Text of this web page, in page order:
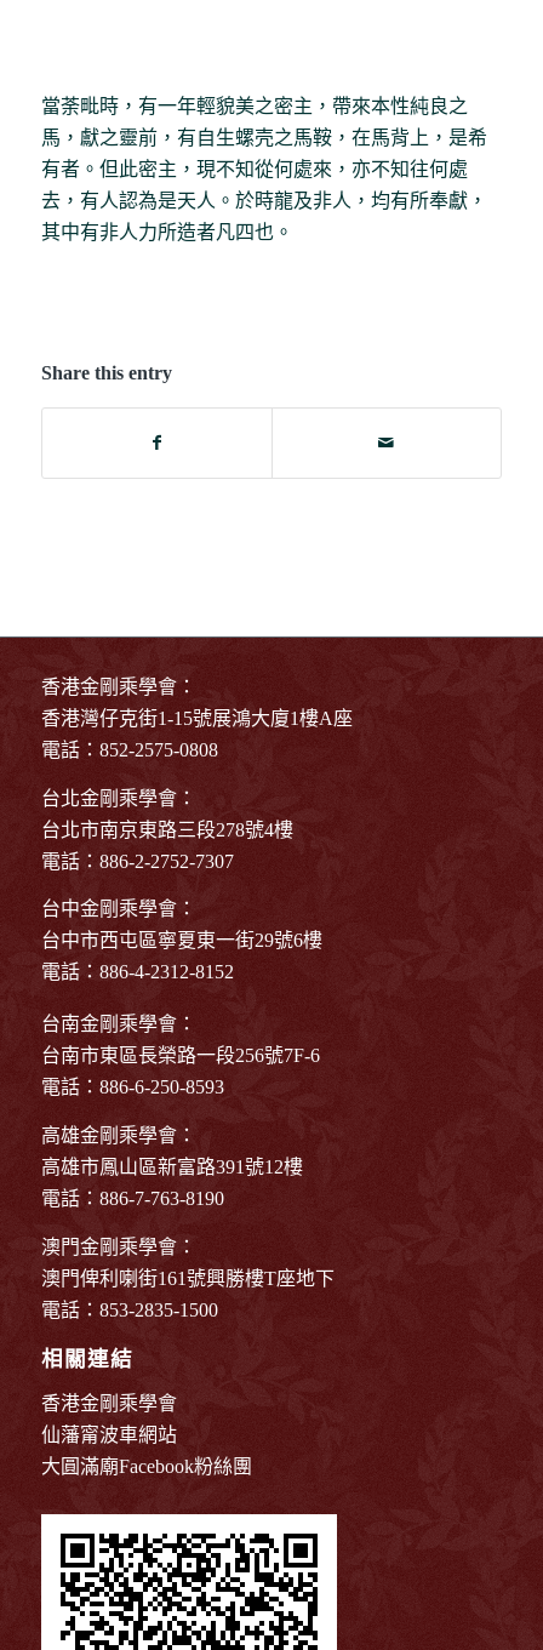
當荼毗時，有一年輕貌美之密主，帶來本性純良之
馬，獻之靈前，有自生螺壳之馬鞍，在馬背上，是希
有者。但此密主，現不知從何處來，亦不知往何處
去，有人認為是天人。於時龍及非人，均有所奉獻，
其中有非人力所造者凡四也。
Share this entry
香港金剛乘學會：
香港灣仔克街1-15號展鴻大廈1樓A座
電話：852-2575-0808
台北金剛乘學會：
台北市南京東路三段278號4樓
電話：886-2-2752-7307
台中金剛乘學會：
台中市西屯區寧夏東一街29號6樓
電話：886-4-2312-8152
台南金剛乘學會：
台南市東區長榮路一段256號7F-6
電話：886-6-250-8593
高雄金剛乘學會：
高雄市鳳山區新富路391號12樓
電話：886-7-763-8190
澳門金剛乘學會：
澳門俾利喇街161號興勝樓T座地下
電話：853-2835-1500
相關連結
香港金剛乘學會
仙藩甯波車網站
大圓滿廟Facebook粉絲團